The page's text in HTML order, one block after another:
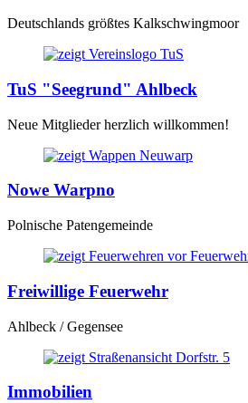
Deutschlands größtes Kalkschwingmoor
TuS "Seegrund" Ahlbeck
Neue Mitglieder herzlich willkommen!
Nowe Warpno
Polnische Patengemeinde
Freiwillige Feuerwehr
Ahlbeck / Gegensee
Immobilien